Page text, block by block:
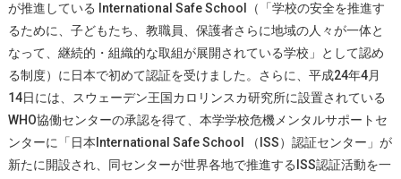
が推進している International Safe School（「学校の安全を推進す
るために、子どもたち、教職員、保護者さらに地域の人々が一体と
なって、継続的・組織的な取組が展開されている学校」として認め
る制度）に日本で初めて認証を受けました。さらに、平成24年4月
14日には、スウェーデン王国カロリンスカ研究所に設置されている
WHO協働センターの承認を得て、本学学校危機メンタルサポートセ
ンターに「日本International Safe School （ISS）認証センター」が
新たに開設され、同センターが世界各地で推進するISS認証活動を一